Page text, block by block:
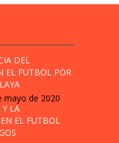
DEL
EL FUTBOL POR
mayo de 2020
LA
EL FUTBOL